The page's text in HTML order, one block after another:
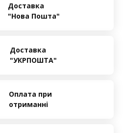
Оплата при
отриманні
Доставка
"Нова Пошта"
Доставка
"УКРПОШТА"